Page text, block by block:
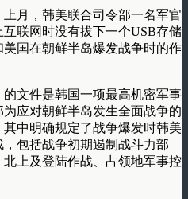
月，韩美联合司令部一名军官
联网时没有拔下一个USB存储
国在朝鲜半岛爆发战争时的作
文件是韩国一项最高机密军事
应对朝鲜半岛发生全面战争的
中明确规定了战争爆发时韩美
包括战争初期遏制战斗力部
上及登陆作战、占领地军事控